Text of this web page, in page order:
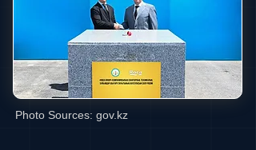
Photo Sources: gov.kz